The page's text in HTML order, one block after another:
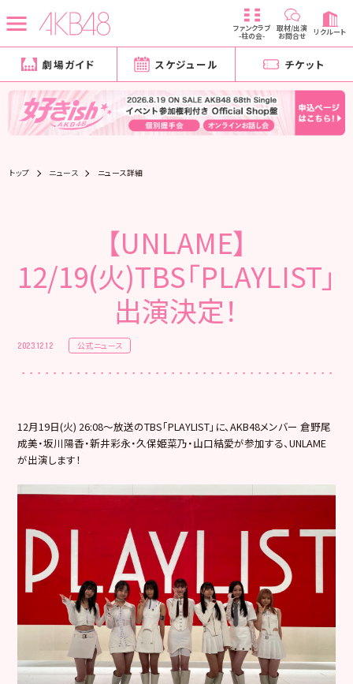
ファンクラブ
-柱の会-
取材/出演
お問合せ リクルート
劇場ガイド スケジュール チケット
トップ ニュース ニュース詳細
【UNLAME】
12/19(火)TBS「PLAYLIST」
出演決定！
2023.12.12 公式ニュース
12月19日(火) 26:08～放送のTBS「PLAYLIST」に、AKB48メンバー 倉野尾
成美・坂川陽香・新井彩永・久保姫菜乃・山口結愛が参加する、UNLAME
が出演します！